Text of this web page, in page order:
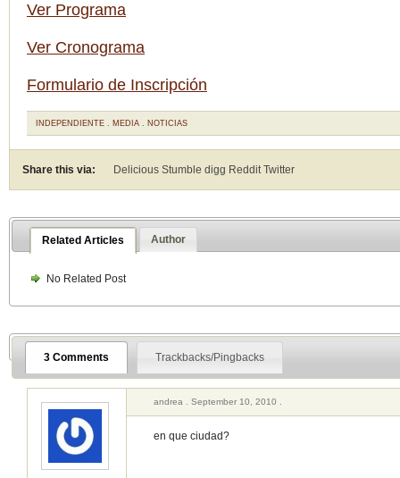
Ver Programa
Ver Cronograma
Formulario de Inscripción
INDEPENDIENTE . MEDIA . NOTICIAS
Share this via: Delicious Stumble digg RedditTwitter
Related Articles Author
No Related Post
3 Comments Trackbacks/Pingbacks
andrea . September 10, 2010 .
en que ciudad?